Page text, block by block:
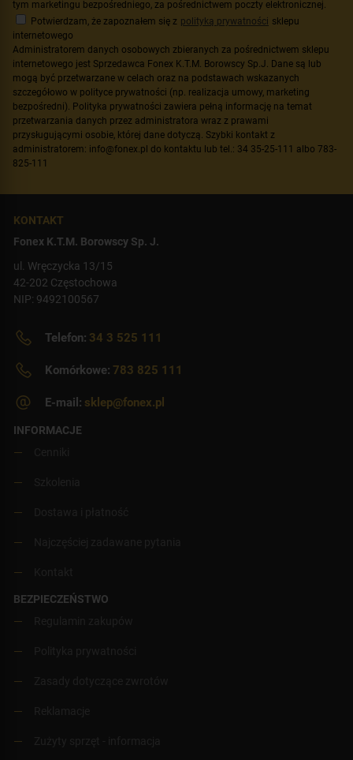
tym marketingu bezpośredniego, za pośrednictwem poczty elektronicznej.
Potwierdzam, że zapoznałem się z polityką prywatności sklepu
internetowego
Administratorem danych osobowych zbieranych za pośrednictwem sklepu
internetowego jest Sprzedawca Fonex K.T.M. Borowscy Sp.J. Dane są lub
mogą być przetwarzane w celach oraz na podstawach wskazanych
szczegółowo w polityce prywatności (np. realizacja umowy, marketing
bezpośredni). Polityka prywatności zawiera pełną informację na temat
przetwarzania danych przez administratora wraz z prawami
przysługującymi osobie, której dane dotyczą. Szybki kontakt z
administratorem: info@fonex.pl do kontaktu lub tel.: 34 35-25-111 albo 783-
825-111
KONTAKT
Fonex K.T.M. Borowscy Sp. J.
ul. Wręczycka 13/15
42-202 Częstochowa
NIP: 9492100567
Telefon: 34 3 525 111
Komórkowe: 783 825 111
E-mail: sklep@fonex.pl
INFORMACJE
BEZPIECZEŃSTWO